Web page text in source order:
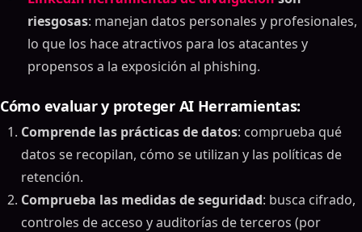
riesgosas: manejan datos personales y profesionales,
lo que los hace atractivos para los atacantes y
propensos a la exposición al phishing.
Cómo evaluar y proteger AI Herramientas:
Comprende las prácticas de datos: comprueba qué
datos se recopilan, cómo se utilizan y las políticas de
retención.
Comprueba las medidas de seguridad: busca cifrado,
controles de acceso y auditorías de terceros (por